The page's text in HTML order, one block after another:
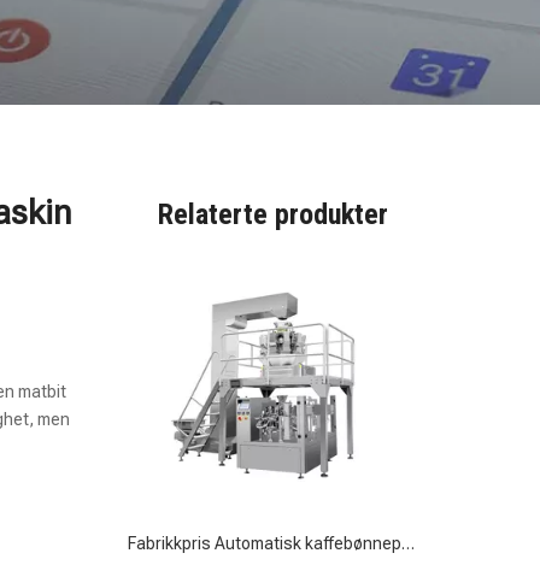
matbit
men
Relaterte produkter
Tilpassbar multifunksjonell automatisk kjekspakkemaskin